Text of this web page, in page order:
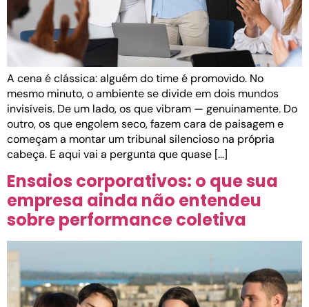
A cena é clássica: alguém do time é promovido. No
mesmo minuto, o ambiente se divide em dois mundos
invisíveis. De um lado, os que vibram — genuinamente. Do
outro, os que engolem seco, fazem cara de paisagem e
começam a montar um tribunal silencioso na própria
cabeça. E aqui vai a pergunta que quase […]
Ensaios corporativos: o que sua
empresa ainda não entendeu
sobre performance coletiva